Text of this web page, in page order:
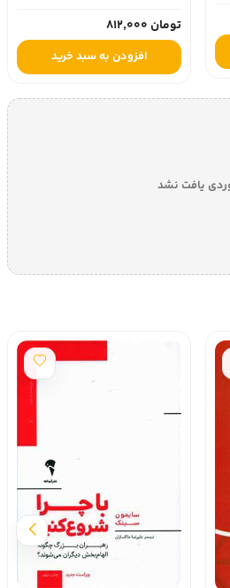
تومان 812,000
افزودن به سبد خرید
یافت نشد